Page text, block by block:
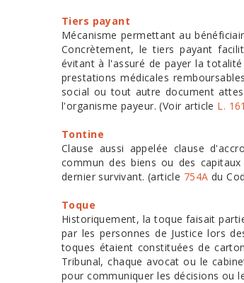
Tiers payant
Mécanisme permettant au
Concrètement, le tiers payant
évitant à l'assuré de payer la
prestations médicales
social ou tout autre document
l'organisme payeur. (Voir article L.
Tontine
Clause aussi appelée clause
commun des biens ou des
dernier survivant. (article 754A du
Toque
Historiquement, la toque faisait
par les personnes de Justice lors
toques étaient constituées de
Tribunal, chaque avocat ou le
pour communiquer les décisions ou